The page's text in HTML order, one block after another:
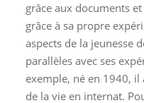
grâce aux documents
grâce à sa propre
aspects de la jeunesse
parallèles avec ses
exemple, né en 1940, il
de la vie en internat.